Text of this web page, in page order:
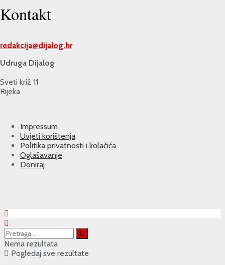
Kontakt
redakcija@dijalog.hr
Udruga Dijalog
Sveti križ 11
Rijeka
Impressum
Uvjeti korištenja
Politika privatnosti i kolačića
Oglašavanje
Doniraj
Nema rezultata
Pogledaj sve rezultate